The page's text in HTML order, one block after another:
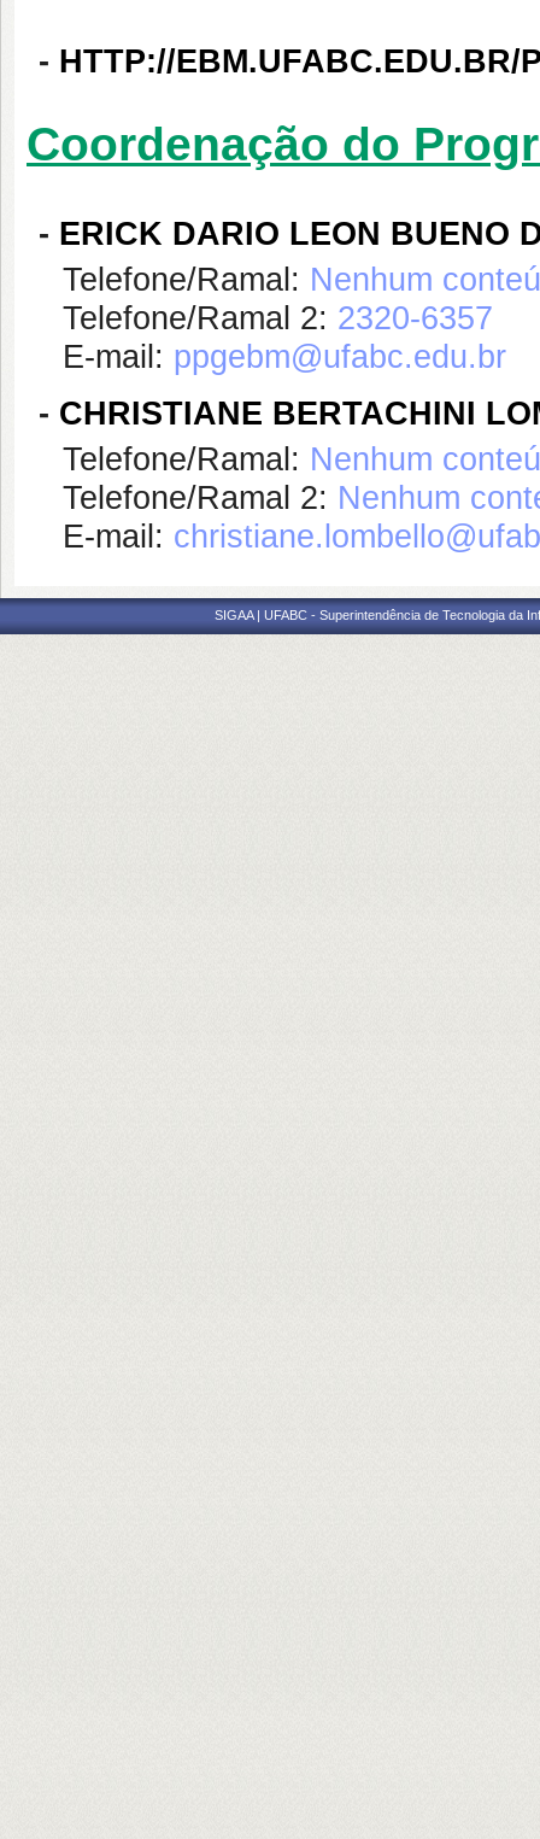
- HTTP://EBM.UFABC.EDU.BR/
Coordenação do
- ERICK DARIO LEON BUENO
Telefone/Ramal: Nenhum
Telefone/Ramal 2: 2320-6357
E-mail: ppgebm@ufabc.edu.br
- CHRISTIANE BERTACHINI
Telefone/Ramal: Nenhum
Telefone/Ramal 2: Nenhum
E-mail:
SIGAA | UFABC - Superintendência de Tecnologia da